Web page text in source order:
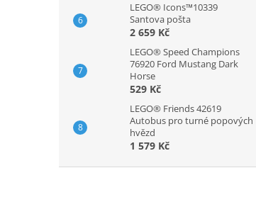
LEGO® Icons™10339
Santova pošta
2 659 Kč
LEGO® Speed Champions
76920 Ford Mustang Dark
Horse
529 Kč
LEGO® Friends 42619
Autobus pro turné popových
hvězd
1 579 Kč